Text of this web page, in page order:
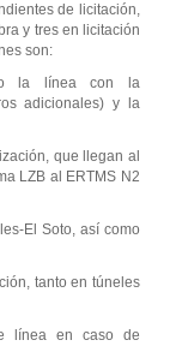
de licitación,
y tres en licitación
son:
la línea con la
adicionales) y la
que llegan al
LZB al ERTMS N2
El Soto, así como
tanto en túneles
línea en caso de